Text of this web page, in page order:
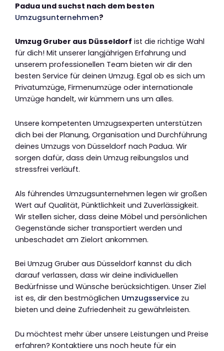
Padua und suchst nach dem besten
Umzugsunternehmen?
Umzug Gruber aus Düsseldorf ist die richtige Wahl
für dich! Mit unserer langjährigen Erfahrung und
unserem professionellen Team bieten wir dir den
besten Service für deinen Umzug. Egal ob es sich um
Privatumzüge, Firmenumzüge oder internationale
Umzüge handelt, wir kümmern uns um alles.
Unsere kompetenten Umzugsexperten unterstützen
dich bei der Planung, Organisation und Durchführung
deines Umzugs von Düsseldorf nach Padua. Wir
sorgen dafür, dass dein Umzug reibungslos und
stressfrei verläuft.
Als führendes Umzugsunternehmen legen wir großen
Wert auf Qualität, Pünktlichkeit und Zuverlässigkeit.
Wir stellen sicher, dass deine Möbel und persönlichen
Gegenstände sicher transportiert werden und
unbeschadet am Zielort ankommen.
Bei Umzug Gruber aus Düsseldorf kannst du dich
darauf verlassen, dass wir deine individuellen
Bedürfnisse und Wünsche berücksichtigen. Unser Ziel
ist es, dir den bestmöglichen Umzugsservice zu
bieten und deine Zufriedenheit zu gewährleisten.
Du möchtest mehr über unsere Leistungen und Preise
erfahren? Kontaktiere uns noch heute für ein